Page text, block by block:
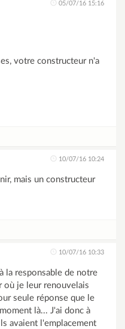
05/07/16 15:16
votre constructeur n'a
10/07/16 10:24
mais un constructeur
10/07/16 10:33
la responsable de notre
où je leur renouvelais
seule réponse que le
là... J'ai donc à
avaient l'emplacement